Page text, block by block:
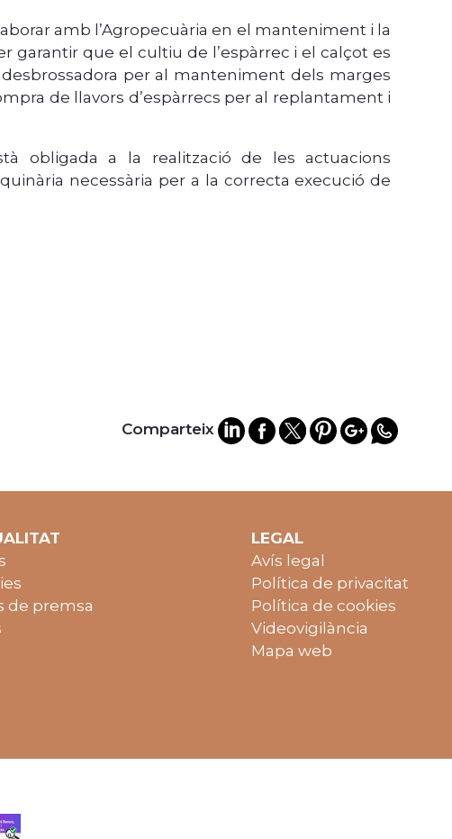
amb l’Agropecuària en el manteniment i la
garantir que el cultiu de l’espàrrec i el calçot es
per al manteniment dels marges
de llavors d’espàrrecs per al replantament i
obligada a la realització de les actuacions
necessària per a la correcta execució de
Comparteix
de premsa
LEGAL
Avís legal
Política de privacitat
Política de cookies
Videovigilància
Mapa web